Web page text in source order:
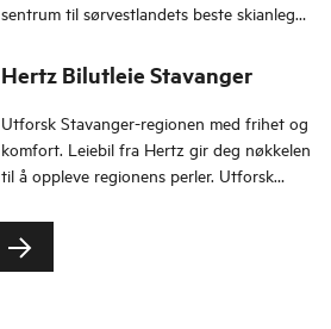
sentrum til sørvestlandets beste skianlegg
Hertz Bilutleie Stavanger
Utforsk Stavanger-regionen med frihet og
komfort. Leiebil fra Hertz gir deg nøkkelen
til å oppleve regionens perler. Utforsk